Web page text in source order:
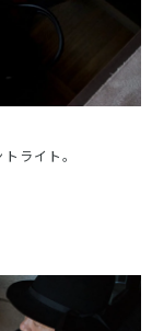
ライト。